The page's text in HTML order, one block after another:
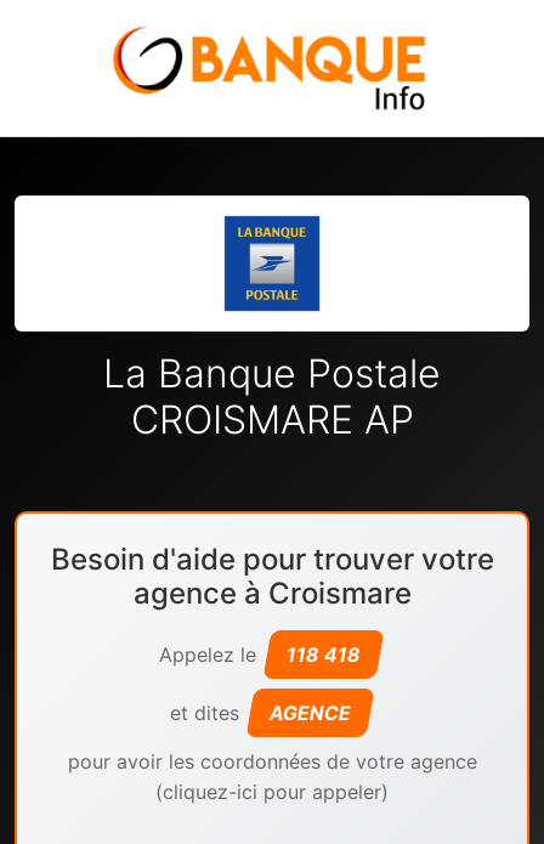
La Banque Postale
CROISMARE AP
Besoin d'aide pour trouver votre
agence à Croismare
Appelez le 118 418
et dites AGENCE
pour avoir les coordonnées de votre agence
(cliquez-ici pour appeler)